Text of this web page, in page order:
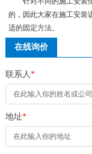
的，因此大家在施工安装
适的固定方法。
在线询价
联系人*
地址*